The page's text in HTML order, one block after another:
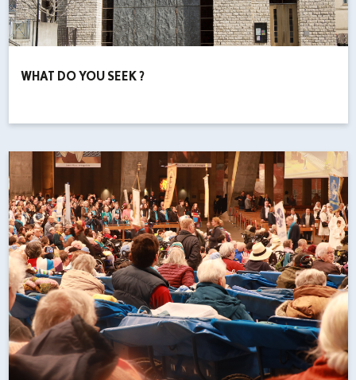
WHAT DO YOU SEEK ?